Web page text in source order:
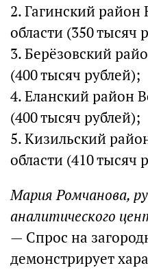
2. Гагинский
области (350 тысяч
3. Берёзовский
(400 тысяч рублей);
4. Еланский район
(400 тысяч рублей);
5. Кизильский
области (410 тысяч
Мария Ромчанова,
аналитического
— Спрос на
демонстрирует